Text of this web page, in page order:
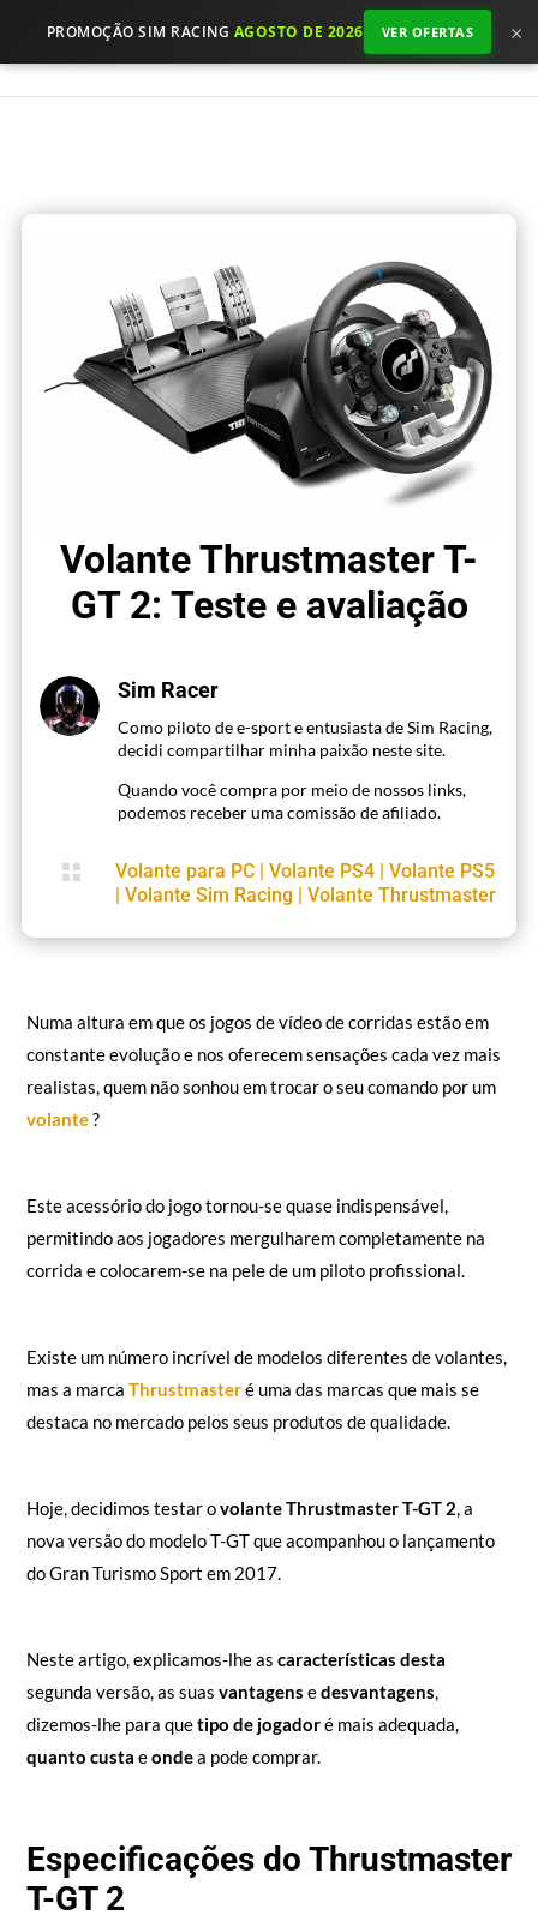
PROMOÇÃO SIM RACING AGOSTO DE 2026 VER OFERTAS ×
Volante Thrustmaster T-
GT 2: Teste e avaliação
Sim Racer
Como piloto de e-sport e entusiasta de Sim Racing,
decidi compartilhar minha paixão neste site.
Quando você compra por meio de nossos links,
podemos receber uma comissão de afiliado.
 Volante para PC | Volante PS4 | Volante PS5
| Volante Sim Racing | Volante Thrustmaster
Numa altura em que os jogos de vídeo de corridas estão em
constante evolução e nos oferecem sensações cada vez mais
realistas, quem não sonhou em trocar o seu comando por um
volante?
Este acessório do jogo tornou-se quase indispensável,
permitindo aos jogadores mergulharem completamente na
corrida e colocarem-se na pele de um piloto profissional.
Existe um número incrível de modelos diferentes de volantes,
mas a marca Thrustmasteré uma das marcas que mais se
destaca no mercado pelos seus produtos de qualidade.
Hoje, decidimos testar ovolante Thrustmaster T-GT 2, a
nova versão do modelo T-GT que acompanhou o lançamento
do Gran Turismo Sport em 2017.
Neste artigo, explicamos-lhe as características desta
segunda versão, as suas vantagens edesvantagens,
dizemos-lhe para quetipo de jogadoré mais adequada,
quanto custa eondea pode comprar.
Especificações do Thrustmaster
T-GT 2